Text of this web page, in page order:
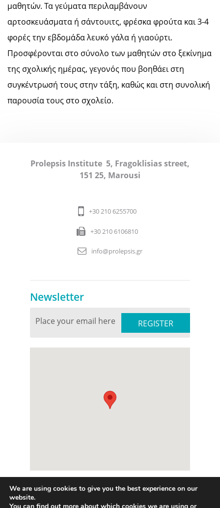
μαθητών. Τα γεύματα περιλαμβάνουν
αρτοσκευάσματα ή σάντουιτς, φρέσκα φρούτα και 3-4
φορές την εβδομάδα λευκό γάλα ή γιαούρτι.
Προσφέρονται στο σύνολο των μαθητών στο ξεκίνημα
της σχολικής ημέρας, γεγονός που βοηθάει στη
συγκέντρωσή τους στην τάξη, καθώς και στη συνολική
παρουσία τους στο σχολείο.
Prolepsis Institute 5, Fragoklisias street,
151 25, Marousi
+30 210 6255700
+30 210 6106810
info@prolepsis.gr
Newsletter
We are using cookies to give you the best experience on our
website.